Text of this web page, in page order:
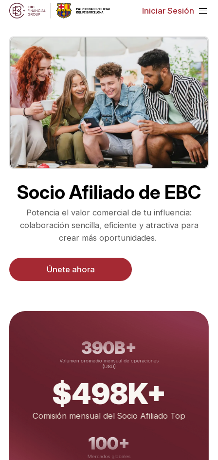
Iniciar Sesión
Socio Afiliado de EBC
Potencia el valor comercial de tu influencia:
colaboración sencilla, eficiente y atractiva para
crear más oportunidades.
Únete ahora
Volumen promedio mensual de operaciones
(USD)
390B+
Comisión mensual del Socio Afiliado Top
$498K+
Mercados globales
100+